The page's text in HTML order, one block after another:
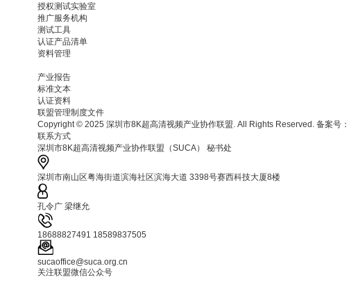
授权测试实验室
推广服务机构
测试工具
认证产品清单
资料管理
产业报告
标准文本
认证资料
联盟管理制度文件
Copyright © 2025 深圳市8K超高清视频产业协作联盟. All Rights Reserved. 备案号：
联系方式
深圳市8K超高清视频产业协作联盟（SUCA） 秘书处
深圳市南山区粤海街道滨海社区滨海大道 3398号赛西科技大厦8楼
孔令广 梁继允
18688827491 18589837505
sucaoffice@suca.org.cn
关注联盟微信公众号